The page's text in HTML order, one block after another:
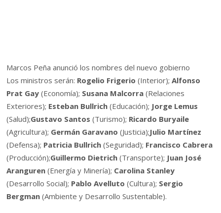
Marcos Peña anunció los nombres del nuevo gobierno
Los ministros serán: Rogelio Frigerio(Interior);Alfonso
Prat Gay (Economía); Susana Malcorra (Relaciones
Exteriores); Esteban Bullrich (Educación); Jorge Lemus
(Salud);Gustavo Santos (Turismo); Ricardo Buryaile
(Agricultura); Germán Garavano (Justicia);Julio Martínez
(Defensa); Patricia Bullrich (Seguridad); Francisco Cabrera
(Producción);Guillermo Dietrich (Transporte); Juan José
Aranguren (Energía y Minería); Carolina Stanley
(Desarrollo Social); Pablo Avelluto(Cultura); Sergio
Bergman (Ambiente y Desarrollo Sustentable).